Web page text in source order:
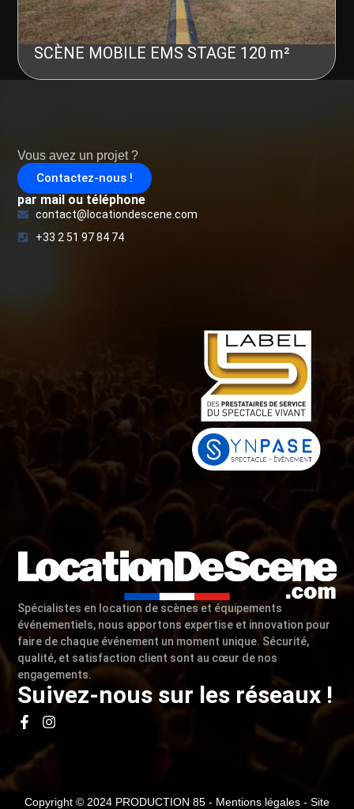
SCÈNE MOBILE EMS STAGE 120 m²
Spécialistes en location de scènes et équipements
événementiels, nous apportons expertise et innovation pour
faire de chaque événement un moment unique. Sécurité,
qualité, et satisfaction client sont au cœur de nos
engagements.
Suivez-nous sur les réseaux !
Vous avez un projet ?
Contactez-nous !
par mail ou téléphone
contact@locationdescene.com
+33 2 51 97 84 74
Copyright © 2024 PRODUCTION 85 - Mentions légales - Site